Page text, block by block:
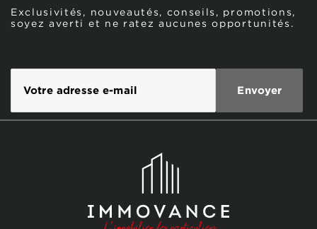
Exclusivités, nouveautés, conseils, promotions,
soyez averti et ne ratez aucunes opportunités.